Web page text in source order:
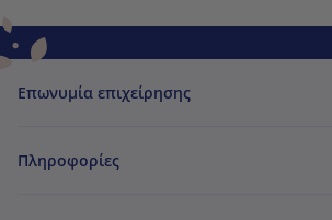
Επωνυμία επιχείρησης
Πληροφορίες